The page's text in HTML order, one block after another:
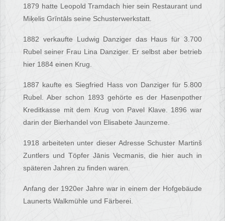
1879 hatte Leopold Tramdach hier sein Restaurant und
Miķelis Grīntāls seine Schusterwerkstatt.
1882 verkaufte Ludwig Danziger das Haus für 3.700
Rubel seiner Frau Lina Danziger. Er selbst aber betrieb
hier 1884 einen Krug.
1887 kaufte es Siegfried Hass von Danziger für 5.800
Rubel. Aber schon 1893 gehörte es der Hasenpother
Kreditkasse mit dem Krug von Pavel Klave. 1896 war
darin der Bierhandel von Elisabete Jaunzeme.
1918 arbeiteten unter dieser Adresse Schuster Martinš
Zuntlers und Töpfer Jānis Vecmanis, die hier auch in
späteren Jahren zu finden waren.
Anfang der 1920er Jahre war in einem der Hofgebäude
Launerts Walkmühle und Färberei.